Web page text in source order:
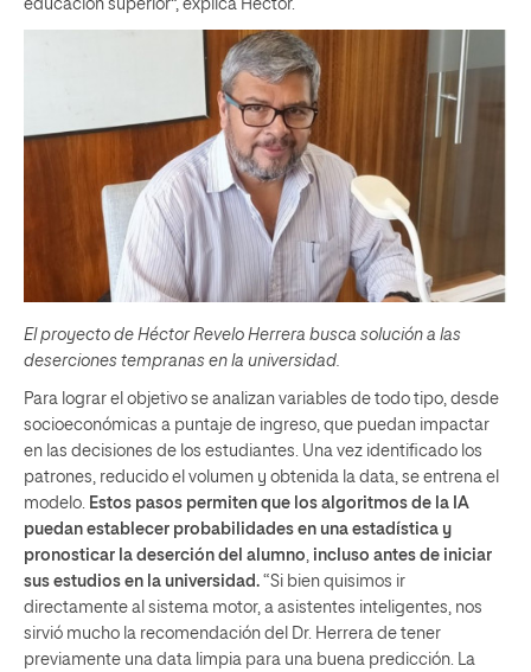
educación superior”, explica Héctor.
El proyecto de Héctor Revelo Herrera busca solución a las
deserciones tempranas en la universidad.
Para lograr el objetivo se analizan variables de todo tipo, desde
socioeconómicas a puntaje de ingreso, que puedan impactar
en las decisiones de los estudiantes. Una vez identificado los
patrones, reducido el volumen y obtenida la data, se entrena el
modelo. Estos pasos permiten que los algoritmos de la IA
puedan establecer probabilidades en una estadística y
pronosticar la deserción del alumno incluso antes de iniciar
sus estudios en la universidad. “Si bien quisimos ir
directamente al sistema motor, a asistentes inteligentes, nos
sirvió mucho la recomendación del Dr. Herrera de tener
previamente una data limpia para una buena predicción. La